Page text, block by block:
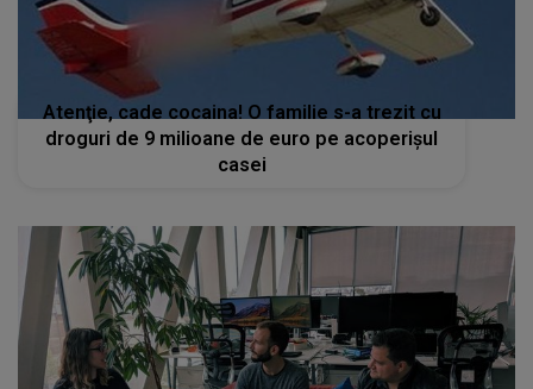
Atenţie, cade cocaina! O familie s-a trezit cu
droguri de 9 milioane de euro pe acoperișul
casei